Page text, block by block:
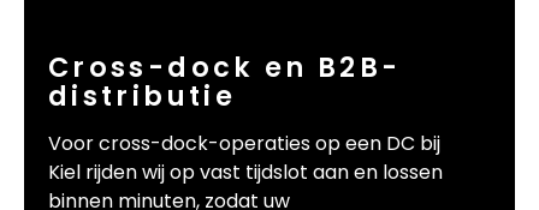
Cross-dock en B2B-
distributie
Voor cross-dock-operaties op een DC bij
Kiel rijden wij op vast tijdslot aan en lossen
binnen minuten, zodat uw